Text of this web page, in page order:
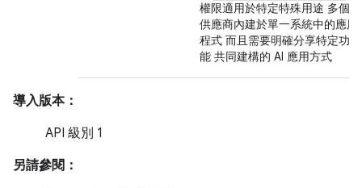
權限適用於特定特殊用途 多個
供應商內建於單一系統中的應用
程式 而且需要明確分享特定功
能 共同建構的 AI 應用方式
導入版本：
API 級別 1
另請參閱：